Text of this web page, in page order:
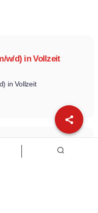
w/d) in Vollzeit
in Vollzeit
w/d)